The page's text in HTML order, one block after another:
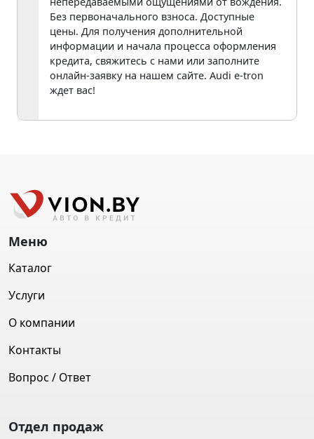
Без первоначального взноса. Доступные
цены. Для получения дополнительной
информации и начала процесса оформления
кредита, свяжитесь с нами или заполните
онлайн-заявку на нашем сайте. Audi e-tron
ждет вас!
Меню
Каталог
Услуги
О компании
Контакты
Вопрос / Ответ
Отдел продаж